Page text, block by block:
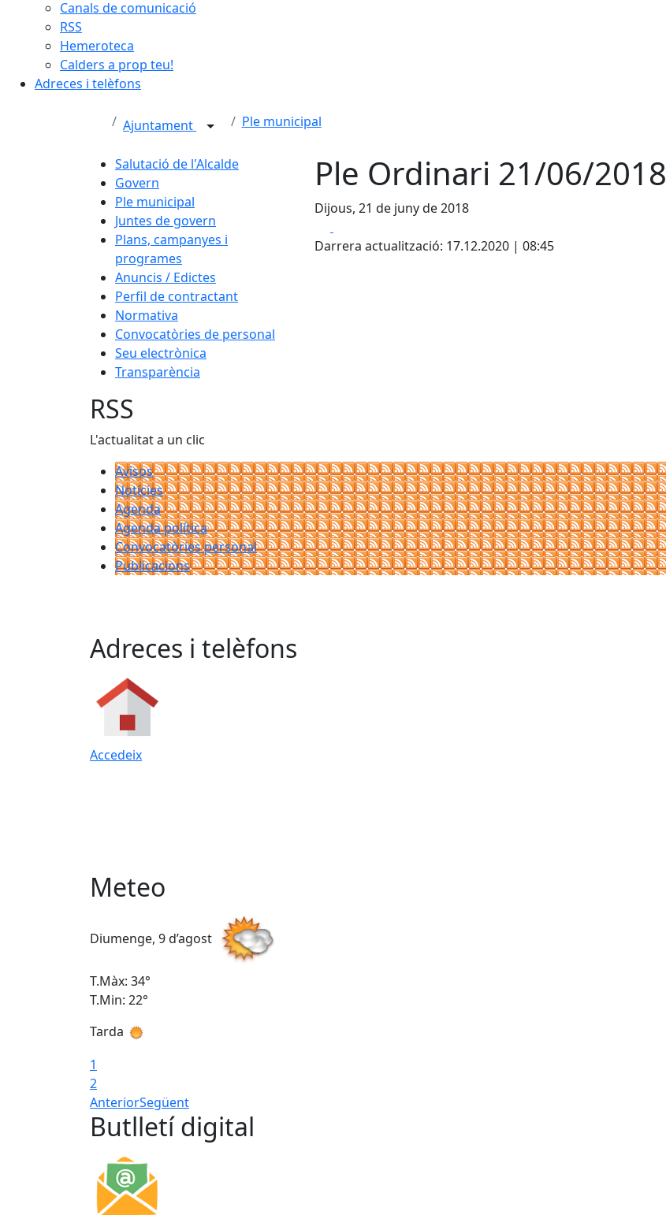
Canals de comunicació
RSS
Hemeroteca
Calders a prop teu!
Adreces i telèfons
Ajuntament Ple municipal
Salutació de l'Alcalde
Govern
Ple municipal
Juntes de govern
Plans, campanyes i
programes
Anuncis / Edictes
Perfil de contractant
Normativa
Convocatòries de personal
Seu electrònica
Transparència
Ple Ordinari 21/06/2018
Dijous, 21 de juny de 2018
Darrera actualització: 17.12.2020 | 08:45
RSS
L'actualitat a un clic
Avisos
Notícies
Agenda
Agenda política
Convocatòries personal
Publicacions
Adreces i telèfons
Accedeix
Meteo
Diumenge, 9 d’agost
T.Màx: 34°
T.Min: 22°
Tarda
1
2
AnteriorSegüent
Butlletí digital